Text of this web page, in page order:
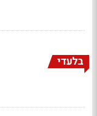
בלעדי